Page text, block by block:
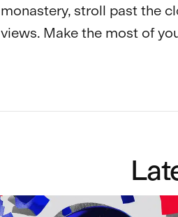
monastery, stroll past the
views. Make the most of